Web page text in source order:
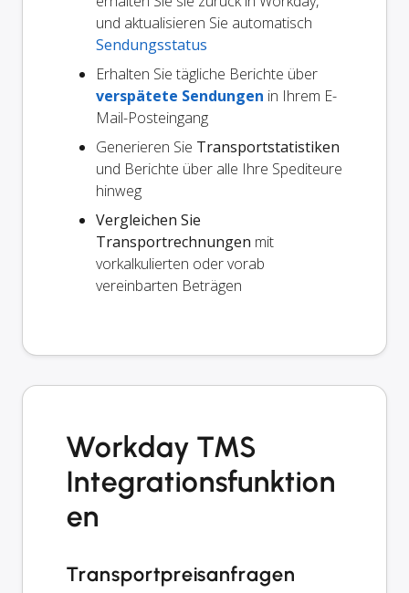
und aktualisieren Sie automatisch
Sendungsstatus
Erhalten Sie tägliche Berichte über
verspätete Sendungen in Ihrem E-
Mail-Posteingang
Generieren Sie Transportstatistiken
und Berichte über alle Ihre Spediteure
hinweg
Vergleichen Sie
Transportrechnungen mit
vorkalkulierten oder vorab
vereinbarten Beträgen
Workday TMS
Integrationsfunktion
en
Transportpreisanfragen